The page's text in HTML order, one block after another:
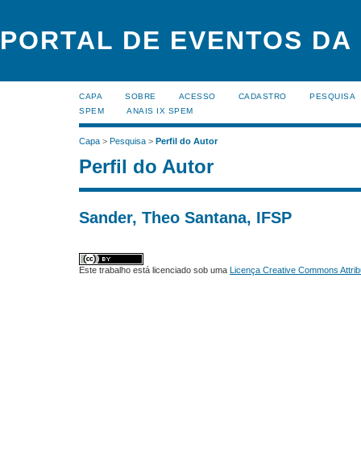
PORTAL DE EVENTOS DA
CAPA SOBRE ACESSO CADASTRO
PESQUISA
SPEM
ANAIS IX SPEM
Capa > Pesquisa > Perfil do Autor
Perfil do Autor
Sander, Theo Santana, IFSP
Este trabalho está licenciado sob uma Licença Creative Commons